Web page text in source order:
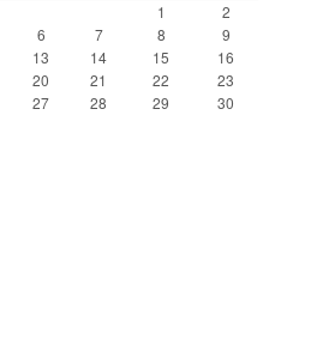
1
2
6 7 8
9
13 14 15
16
20 21 22
23
27 28 29
30